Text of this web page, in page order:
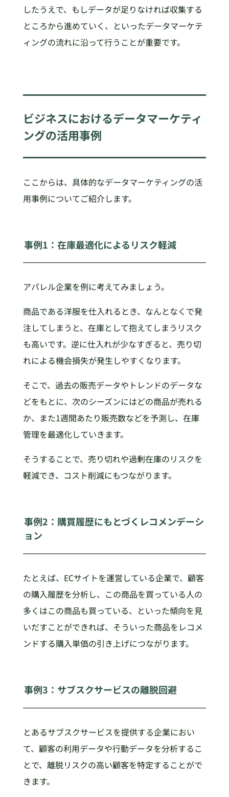
したうえで、もしデータが足りなければ収集する
ところから進めていく、といったデータマーケテ
ィングの流れに沿って行うことが重要です。
ビジネスにおけるデータマーケティ
ングの活用事例
ここからは、具体的なデータマーケティングの活
用事例についてご紹介します。
事例1：在庫最適化によるリスク軽減
アパレル企業を例に考えてみましょう。
商品である洋服を仕入れるとき、なんとなくで発
注してしまうと、在庫として抱えてしまうリスク
も高いです。逆に仕入れが少なすぎると、売り切
れによる機会損失が発生しやすくなります。
そこで、過去の販売データやトレンドのデータな
どをもとに、次のシーズンにはどの商品が売れる
か、また1週間あたり販売数などを予測し、在庫
管理を最適化していきます。
そうすることで、売り切れや過剰在庫のリスクを
軽減でき、コスト削減にもつながります。
事例2：購買履歴にもとづくレコメンデーシ
ョン
たとえば、ECサイトを運営している企業で、顧客
の購入履歴を分析し、この商品を買っている人の
多くはこの商品も買っている、といった傾向を見
いだすことができれば、そういった商品をレコメ
ンドする購入単価の引き上げにつながります。
事例3：サブスクサービスの離脱回避
とあるサブスクサービスを提供する企業におい
て、顧客の利用データや行動データを分析するこ
とで、離脱リスクの高い顧客を特定することがで
きます。